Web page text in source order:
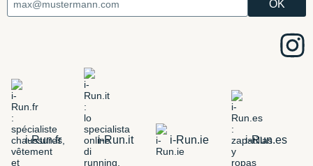
i-Run.fr i-Run.it i-Run.ie i-Run.es